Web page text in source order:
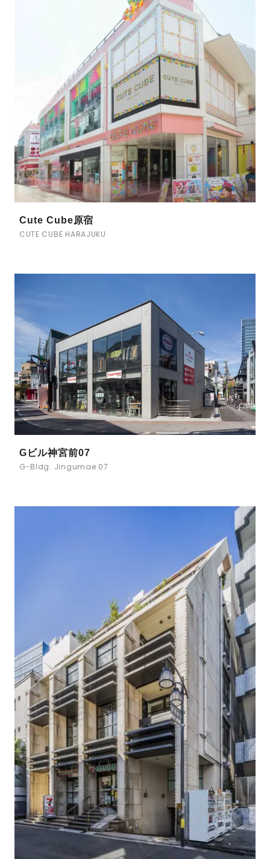
Cute Cube原宿
CUTE CUBE HARAJUKU
Gビル神宮前07
G-Bldg. Jingumae 07